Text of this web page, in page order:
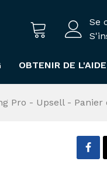
Se
OBTENIR DE L'AIDE
Pro - Upsell - Panier